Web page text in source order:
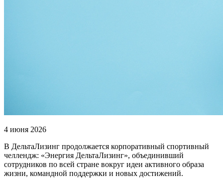
4 июня 2026
В ДельтаЛизинг продолжается корпоративный спортивный
челлендж: «Энергия ДельтаЛизинг», объединивший
сотрудников по всей стране вокруг идеи активного образа
жизни, командной поддержки и новых достижений.